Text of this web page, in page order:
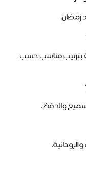
تحديد أوقات لكل عبادة، والمداومة على الثلاثة بترتيب مناسب حسب
والحفظ.